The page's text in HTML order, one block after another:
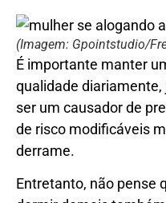
(Imagem: Gpointstudio/
É importante manter
qualidade
ser um causador de
de risco modificáveis
derrame.
Entretanto, não pense